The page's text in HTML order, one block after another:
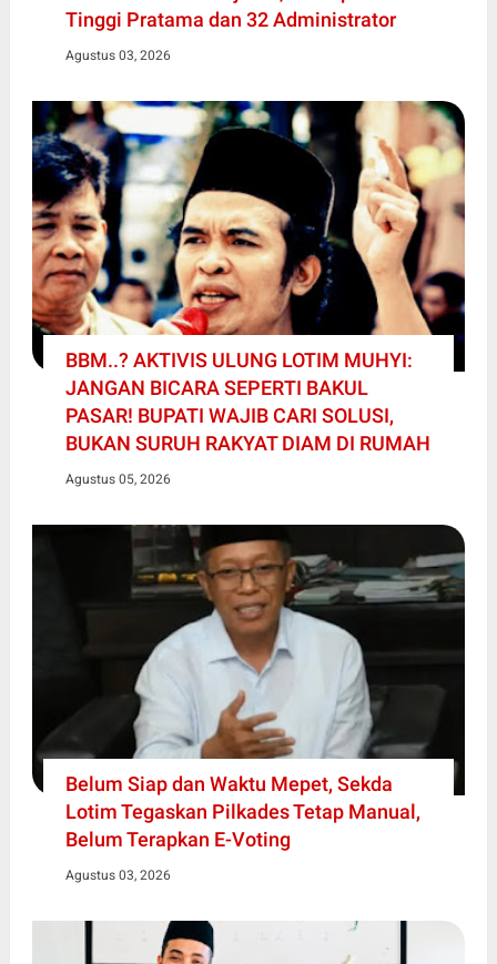
Tinggi Pratama dan 32 Administrator
Agustus 03, 2026
BBM..? AKTIVIS ULUNG LOTIM MUHYI:
JANGAN BICARA SEPERTI BAKUL
PASAR! BUPATI WAJIB CARI SOLUSI,
BUKAN SURUH RAKYAT DIAM DI RUMAH
Agustus 05, 2026
Belum Siap dan Waktu Mepet, Sekda
Lotim Tegaskan Pilkades Tetap Manual,
Belum Terapkan E-Voting
Agustus 03, 2026